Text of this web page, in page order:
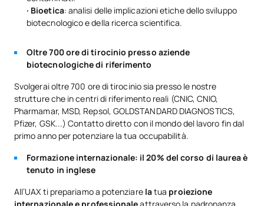
· Bioetica: analisi delle implicazioni etiche dello sviluppo
biotecnologico e della ricerca scientifica.
Oltre 700 ore di tirocinio presso aziende
biotecnologiche di riferimento
Svolgerai oltre 700 ore di tirocinio sia presso le nostre
strutture che in centri di riferimento reali (CNIC, CNIO,
Pharmamar, MSD, Repsol, GOLDSTANDARD DIAGNOSTICS,
Pfizer, GSK...) Contatto diretto con il mondo del lavoro fin dal
primo anno per potenziare la tua occupabilità.
Formazione internazionale: il 20% del corso di laurea è
tenuto in inglese
All’UAX ti prepariamo a potenziare latua proiezione
internazionale e professionaleattraverso la padronanza